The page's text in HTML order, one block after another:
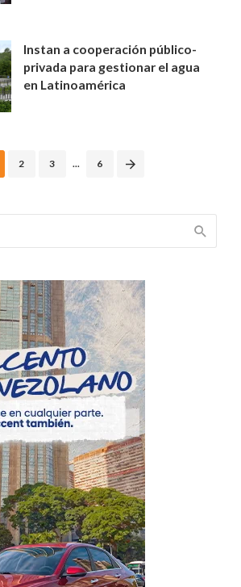
Instan a cooperación público-
privada para gestionar el agua
en Latinoamérica
2 3 ... 6